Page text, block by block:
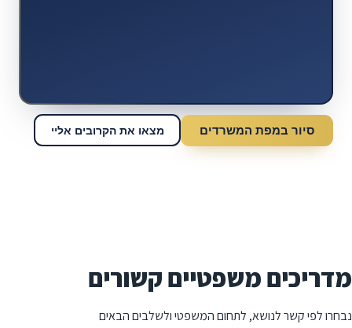
סיור במפת המשרדים מצאו את הקרובים אליי
מדריכים משפטיים קשורים
נבחרו לפי קשר לנושא, לתחום המשפטי ולשלבים הבאים